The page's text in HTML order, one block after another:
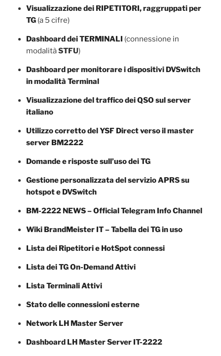
Visualizzazione dei RIPETITORI, raggruppati per
TG(a 5 cifre)
Dashboard dei TERMINALI (connessione in
modalitàSTFU)
Dashboard per monitorare i dispositivi DVSwitch
in modalità Terminal
Visualizzazione del traffico dei QSO sul server
italiano
Utilizzo corretto del YSF Direct verso il master
server BM2222
Domande e risposte sull’uso dei TG
Gestione personalizzata del servizio APRS su
hotspot e DVSwitch
BM-2222 NEWS – Official Telegram Info Channel
Wiki BrandMeister IT – Tabella dei TG in uso
Lista dei Ripetitori e HotSpot connessi
Lista dei TG On-Demand Attivi
Lista Terminali Attivi
Stato delle connessioni esterne
Network LH Master Server
Dashboard LH Master Server IT-2222